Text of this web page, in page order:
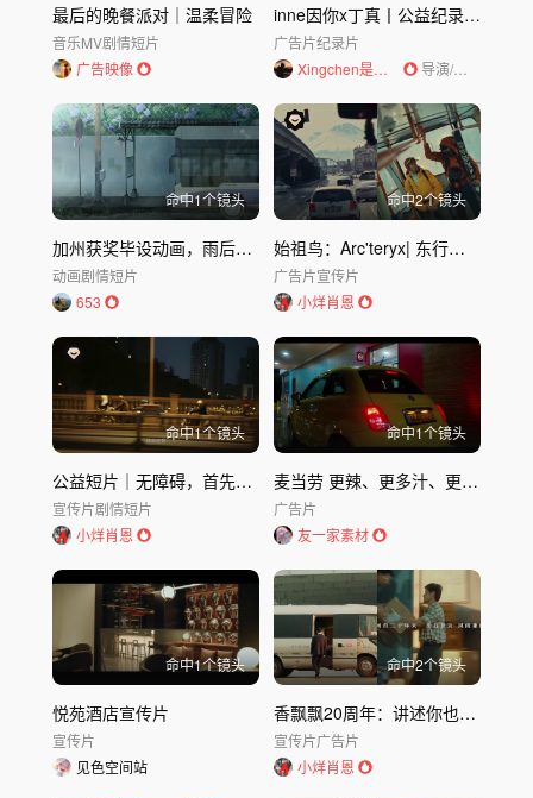
最后的晚餐派对｜温柔冒险
音乐MV剧情短片
广告映像
inne因你x丁真丨公益纪录片 《高原成长 因你向上》Dircut
广告片纪录片
Xingchen是导演
导演/编剧
命中1个镜头
加州获奖毕设动画，雨后的再次相遇
动画剧情短片
653
命中2个镜头
始祖鸟：Arc'teryx| 东行之旅
广告片宣传片
小烊肖恩
命中1个镜头
公益短片｜无障碍，首先需要消除的是观念的障碍
宣传片剧情短片
小烊肖恩
命中1个镜头
麦当劳 更辣、更多汁、更美味
广告片
友一家素材
命中1个镜头
悦苑酒店宣传片
宣传片
见色空间站
命中2个镜头
香飘飘20周年：讲述你也许没听过的故事
宣传片广告片
小烊肖恩